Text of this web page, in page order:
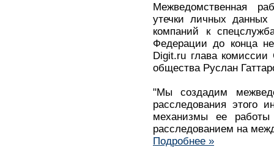
Межведомственная
утечки личных данных
компаний к
Федерации до конца
Digit.ru глава
общества Руслан
"Мы создадим
расследования этого
механизмы ее
расследованием на
Подробнее »